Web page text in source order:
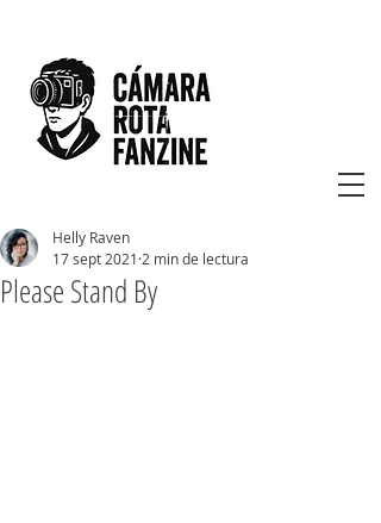
Please Stand By
Helly Raven
17 sept 2021 2 min de lectura